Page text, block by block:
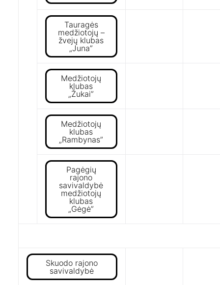
Tauragės
medžiotojų –
žvejų klubas
„Juna”
Medžiotojų
klubas
„Žukai”
Medžiotojų
klubas
„Rambynas”
Pagėgių
rajono
savivaldybė
medžiotojų
klubas
„Gėgė”
Skuodo rajono
savivaldybė